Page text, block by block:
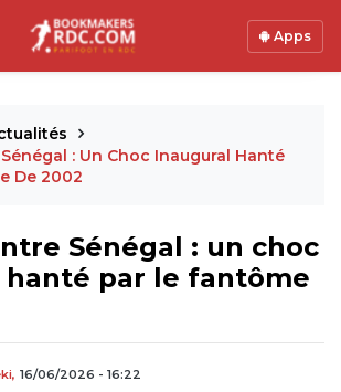
Apps
: Un Choc Inaugural Hanté
De 2002
Sénégal : un choc
par le fantôme
16/06/2026 - 16:22